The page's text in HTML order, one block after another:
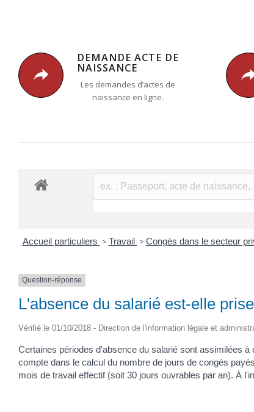
DEMANDE ACTE DE
NAISSANCE
Les demandes d’actes de
naissance en ligne.
Accueil particuliers > Travail > Congés dans le secteur
Question-réponse
L'absence du salarié est-elle
Vérifié le 01/10/2018 - Direction de l'information légale et
Certaines périodes d'absence du salarié sont assimilées
compte dans le calcul du nombre de jours de congés
mois de travail effectif (soit 30 jours ouvrables par an). À